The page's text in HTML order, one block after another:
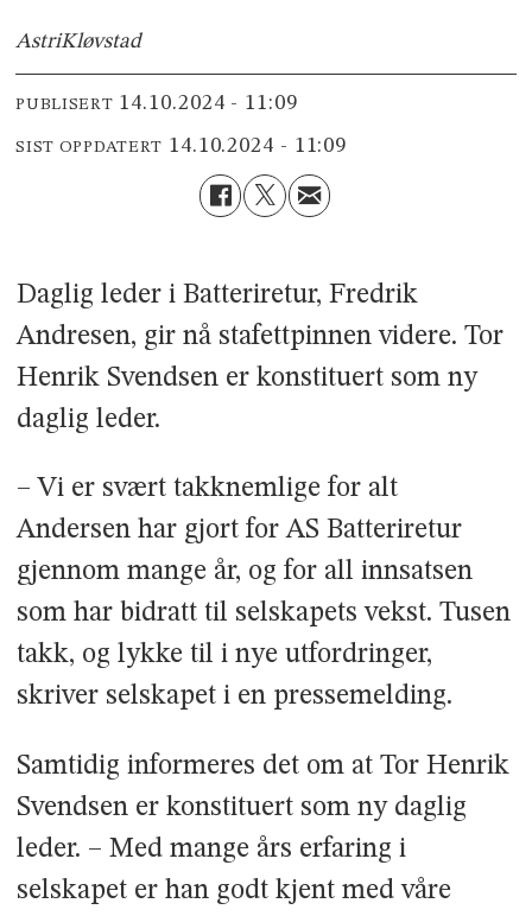
AstriKløvstad
PUBLISERT 14.10.2024 - 11:09
SIST OPPDATERT 14.10.2024 - 11:09
Daglig leder i Batteriretur, Fredrik
Andresen, gir nå stafettpinnen videre. Tor
Henrik Svendsen er konstituert som ny
daglig leder.
– Vi er svært takknemlige for alt
Andersen har gjort for AS Batteriretur
gjennom mange år, og for all innsatsen
som har bidratt til selskapets vekst. Tusen
takk, og lykke til i nye utfordringer,
skriver selskapet i en pressemelding.
Samtidig informeres det om at Tor Henrik
Svendsen er konstituert som ny daglig
leder. – Med mange års erfaring i
selskapet er han godt kjent med våre